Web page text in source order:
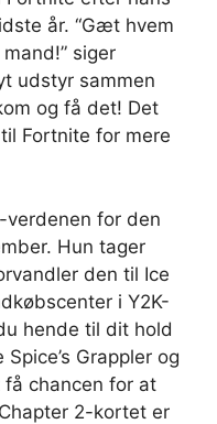
år. “Gæt hvem
siger
udstyr sammen
og få det! Det
Fortnite for mere
verdenen for den
Hun tager
den til Ice
i Y2K-
hende til dit hold
Grappler og
få chancen for at
2-kortet er